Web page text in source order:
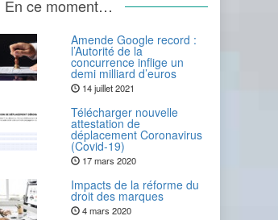
En ce moment…
Amende Google record :
l’Autorité de la
concurrence inflige un
demi milliard d’euros
14 juillet 2021
Télécharger nouvelle
attestation de
déplacement Coronavirus
(Covid-19)
17 mars 2020
Impacts de la réforme du
droit des marques
4 mars 2020